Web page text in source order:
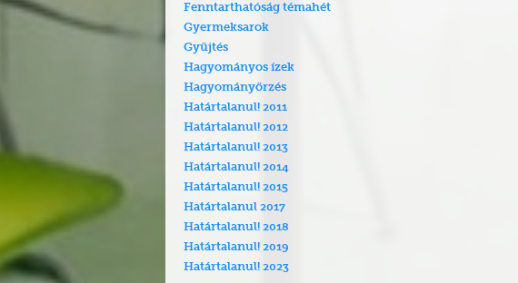
Fenntarthatóság témahét
Gyermeksarok
Gyűjtés
Hagyományos ízek
Hagyományőrzés
Határtalanul! 2011
Határtalanul! 2012
Határtalanul! 2013
Határtalanul! 2014
Határtalanul! 2015
Határtalanul 2017
Határtalanul! 2018
Határtalanul! 2019
Határtalanul! 2023